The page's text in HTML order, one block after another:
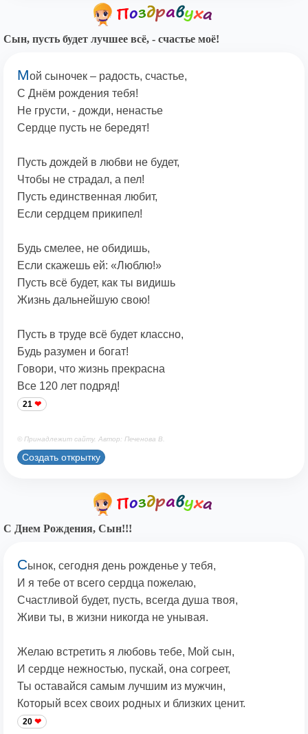
Сын, пусть будет лучшее всё, - счастье моё!
Мой сыночек – радость, счастье,
С Днём рождения тебя!
Не грусти, - дожди, ненастье
Сердце пусть не бередят!
Пусть дождей в любви не будет,
Чтобы не страдал, а пел!
Пусть единственная любит,
Если сердцем прикипел!
Будь смелее, не обидишь,
Если скажешь ей: «Люблю!»
Пусть всё будет, как ты видишь
Жизнь дальнейшую свою!
Пусть в труде всё будет классно,
Будь разумен и богат!
Говори, что жизнь прекрасна
Все 120 лет подряд!
21
© Принадлежит сайту. Автор: Печенова В.
Создать открытку
С Днем Рождения, Сын!!!
Сынок, сегодня день рожденье у тебя,
И я тебе от всего сердца пожелаю,
Счастливой будет, пусть, всегда душа твоя,
Живи ты, в жизни никогда не унывая.
Желаю встретить я любовь тебе, Мой сын,
И сердце нежностью, пускай, она согреет,
Ты оставайся самым лучшим из мужчин,
Который всех своих родных и близких ценит.
20